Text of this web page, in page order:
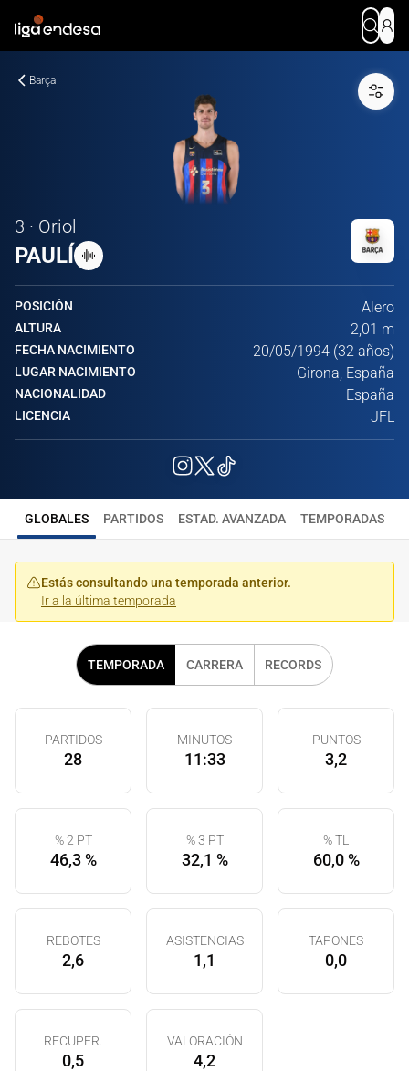
Barça
3 · Oriol
PAULÍ
POSICIÓN Alero
ALTURA 2,01 m
FECHA NACIMIENTO 20/05/1994 (32 años)
LUGAR NACIMIENTO Girona, España
NACIONALIDAD España
LICENCIA JFL
GLOBALES PARTIDOS ESTAD. AVANZADA TEMPORADAS
Estás consultando una temporada anterior.
Ir a la última temporada
TEMPORADA CARRERA RECORDS
PARTIDOS
28
MINUTOS
11:33
PUNTOS
3,2
% 2 PT
46,3 %
% 3 PT
32,1 %
% TL
60,0 %
REBOTES
2,6
ASISTENCIAS
1,1
TAPONES
0,0
RECUPER.
0,5
VALORACIÓN
4,2